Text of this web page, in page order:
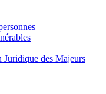
Juridique des Majeurs